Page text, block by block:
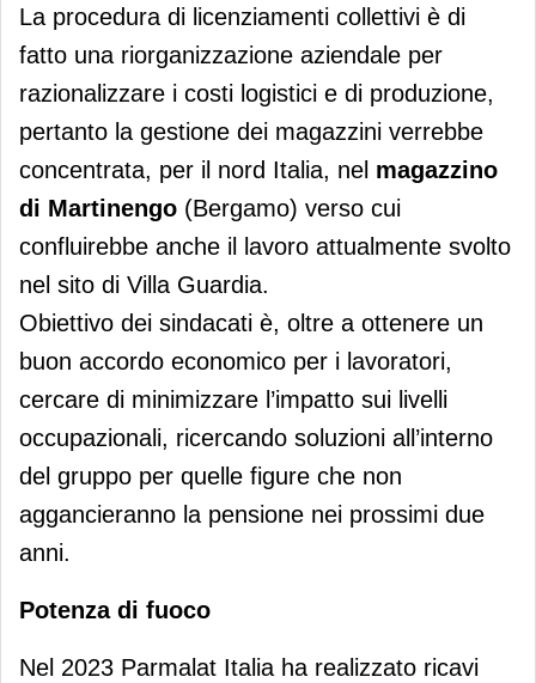
La procedura di licenziamenti collettivi è di
fatto una riorganizzazione aziendale per
razionalizzare i costi logistici e di produzione,
pertanto la gestione dei magazzini verrebbe
concentrata, per il nord Italia, nel magazzino
di Martinengo (Bergamo) verso cui
confluirebbe anche il lavoro attualmente svolto
nel sito di Villa Guardia.
Obiettivo dei sindacati è, oltre a ottenere un
buon accordo economico per i lavoratori,
cercare di minimizzare l’impatto sui livelli
occupazionali, ricercando soluzioni all’interno
del gruppo per quelle figure che non
aggancieranno la pensione nei prossimi due
anni.
Potenza di fuoco
Nel 2023 Parmalat Italia ha realizzato ricavi